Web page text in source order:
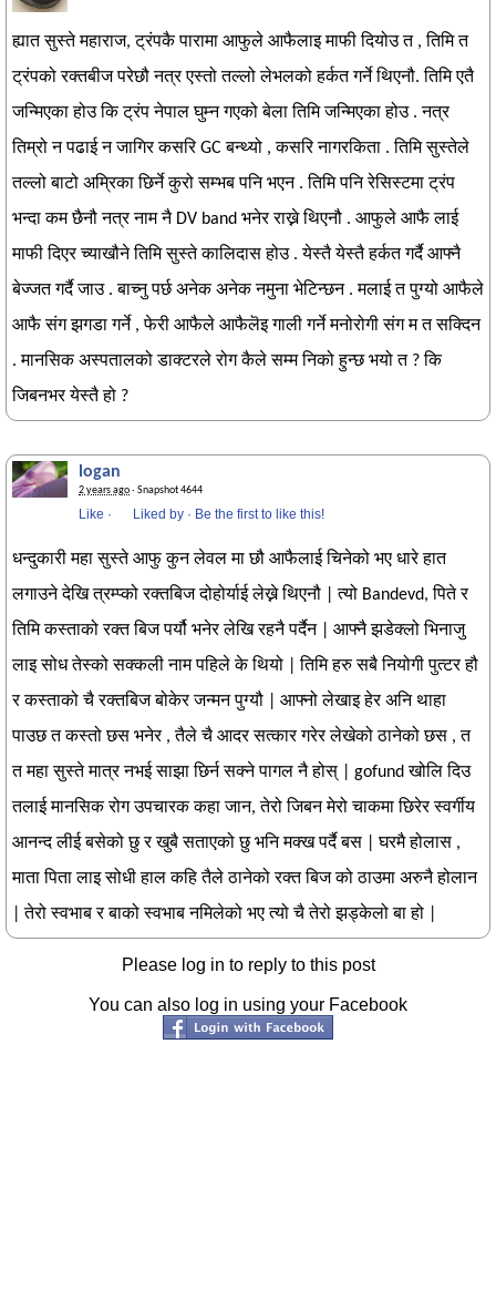
ह्यात सुस्ते महाराज, ट्रंपकै पारामा आफुले आफैलाइ माफी दियोउ त , तिमि त
ट्रंपको रक्तबीज परेछौ नत्र एस्तो तल्लो लेभलको हर्कत गर्ने थिएनौ. तिमि एतै
जन्मिएका होउ कि ट्रंप नेपाल घुम्न गएको बेला तिमि जन्मिएका होउ . नत्र
तिम्रो न पढाई न जागिर कसरि GC बन्थ्यो , कसरि नागरकिता . तिमि सुस्तेले
तल्लो बाटो अम्रिका छिर्ने कुरो सम्भब पनि भएन . तिमि पनि रेसिस्टमा ट्रंप
भन्दा कम छैनौ नत्र नाम नै DV band भनेर राख्ने थिएनौ . आफुले आफै लाई
माफी दिएर च्याखौने तिमि सुस्ते कालिदास होउ . येस्तै येस्तै हर्कत गर्दै आफ्नै
बेज्जत गर्दै जाउ . बाच्नु पर्छ अनेक अनेक नमुना भेटिन्छन . मलाई त पुग्यो आफैले
आफै संग झगडा गर्ने , फेरी आफैले आफैलॆइ गाली गर्ने मनोरोगी संग म त सक्दिन
. मानसिक अस्पतालको डाक्टरले रोग कैले सम्म निको हुन्छ भयो त ? कि
जिबनभर येस्तै हो ?
logan
2 years ago· Snapshot 4644
Like · Liked by · Be the first to like this!
धन्दुकारी महा सुस्ते आफु कुन लेवल मा छौ आफैलाई चिनेको भए धारे हात
लगाउने देखि त्रम्प्को रक्तबिज दोहोर्याई लेख्ने थिएनौ | त्यो Bandevd, पिते र
तिमि कस्ताको रक्त बिज पर्यौ भनेर लेखि रहनै पर्दैन | आफ्नै झडेक्लो भिनाजु
लाइ सोध तेस्को सक्कली नाम पहिले के थियो | तिमि हरु सबै नियोगी पुत्टर हौ
र कस्ताको चै रक्तबिज बोकेर जन्मन पुग्यौ | आफ्नो लेखाइ हेर अनि थाहा
पाउछ त कस्तो छस भनेर , तैले चै आदर सत्कार गरेर लेखेको ठानेको छस , त
त महा सुस्ते मात्र नभई साझा छिर्न सक्ने पागल नै होस् | gofund खोलि दिउ
तलाई मानसिक रोग उपचारक कहा जान, तेरो जिबन मेरो चाकमा छिरेर स्वर्गीय
आनन्द लीई बसेको छु र खुबै सताएको छु भनि मक्ख पर्दै बस | घरमै होलास ,
माता पिता लाइ सोधी हाल कहि तैले ठानेको रक्त बिज को ठाउमा अरुनै होलान
| तेरो स्वभाब र बाको स्वभाब नमिलेको भए त्यो चै तेरो झड्केलो बा हो |
Please log in to reply to this post
You can also log in using your Facebook